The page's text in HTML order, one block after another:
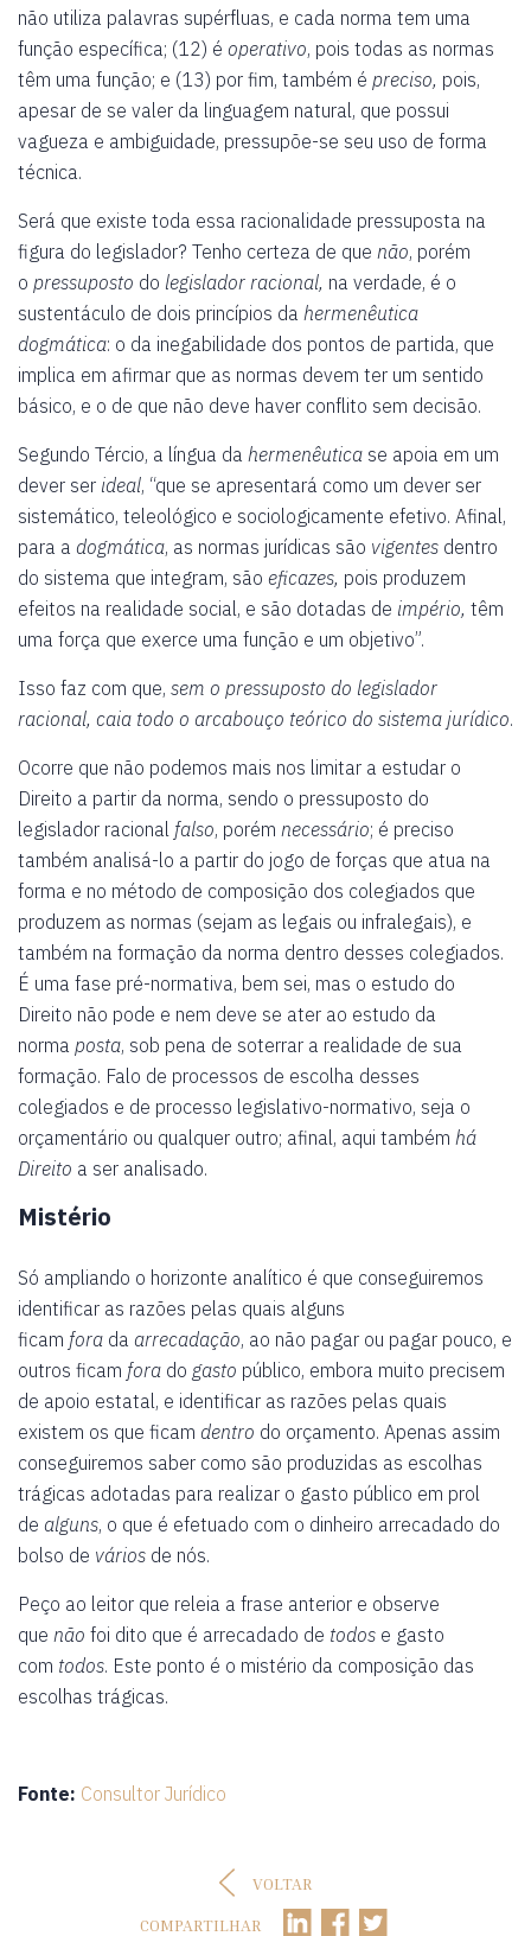
não utiliza palavras supérfluas, e cada norma tem uma
função específica; (12) é operativo, pois todas as normas
têm uma função; e (13) por fim, também é preciso, pois,
apesar de se valer da linguagem natural, que possui
vagueza e ambiguidade, pressupõe-se seu uso de forma
técnica.
Será que existe toda essa racionalidade pressuposta na
figura do legislador? Tenho certeza de que não, porém
o pressuposto do legislador racional, na verdade, é o
sustentáculo de dois princípios da hermenêutica
dogmática: o da inegabilidade dos pontos de partida, que
implica em afirmar que as normas devem ter um sentido
básico, e o de que não deve haver conflito sem decisão.
Segundo Tércio, a língua da hermenêutica se apoia em um
dever ser ideal, “que se apresentará como um dever ser
sistemático, teleológico e sociologicamente efetivo. Afinal,
para a dogmática, as normas jurídicas são vigentes dentro
do sistema que integram, são eficazes, pois produzem
efeitos na realidade social, e são dotadas de império, têm
uma força que exerce uma função e um objetivo”.
Isso faz com que, sem o pressuposto do legislador
racional, caia todo o arcabouço teórico do sistema jurídico.
Ocorre que não podemos mais nos limitar a estudar o
Direito a partir da norma, sendo o pressuposto do
legislador racional falso, porém necessário; é preciso
também analisá-lo a partir do jogo de forças que atua na
forma e no método de composição dos colegiados que
produzem as normas (sejam as legais ou infralegais), e
também na formação da norma dentro desses colegiados.
É uma fase pré-normativa, bem sei, mas o estudo do
Direito não pode e nem deve se ater ao estudo da
norma posta, sob pena de soterrar a realidade de sua
formação. Falo de processos de escolha desses
colegiados e de processo legislativo-normativo, seja o
orçamentário ou qualquer outro; afinal, aqui também há
Direito a ser analisado.
Mistério
Só ampliando o horizonte analítico é que conseguiremos
identificar as razões pelas quais alguns
ficam fora da arrecadação, ao não pagar ou pagar pouco, e
outros ficam fora do gasto público, embora muito precisem
de apoio estatal, e identificar as razões pelas quais
existem os que ficam dentro do orçamento. Apenas assim
conseguiremos saber como são produzidas as escolhas
trágicas adotadas para realizar o gasto público em prol
de alguns, o que é efetuado com o dinheiro arrecadado do
bolso de vários de nós.
Peço ao leitor que releia a frase anterior e observe
que não foi dito que é arrecadado de todos e gasto
com todos. Este ponto é o mistério da composição das
escolhas trágicas.
Fonte: Consultor Jurídico
VOLTAR
COMPARTILHAR